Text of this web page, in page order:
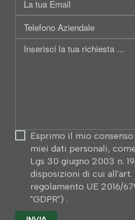
sociale:
Aziendale
Inserisci
Esprimo il mio
miei dati personali,
Lgs 30 giugno 2003 n.
disposizioni di cui all'art.
regolamento UE 2016/
"GDPR") .